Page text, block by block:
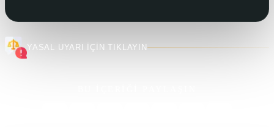
YASAL UYARI İÇİN TIKLAYIN